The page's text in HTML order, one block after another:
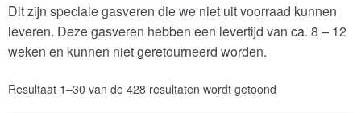
Resultaat 1–30 van de 428 resultaten wordt getoond
1 2 3 4 … 13 14